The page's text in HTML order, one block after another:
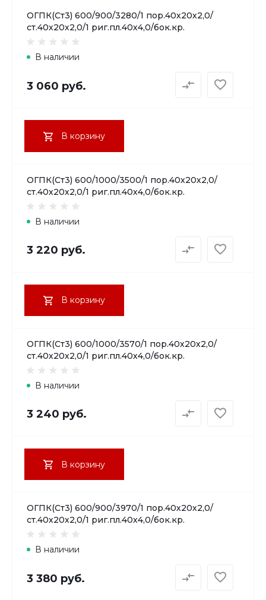
ОГПК(Ст3) 600/900/3280/1 пор.40х20х2,0/
ст.40х20х2,0/1 риг.пл.40х4,0/бок.кр.
В наличии
3 060 руб.
В корзину
ОГПК(Ст3) 600/1000/3500/1 пор.40х20х2,0/
ст.40х20х2,0/1 риг.пл.40х4,0/бок.кр.
В наличии
3 220 руб.
В корзину
ОГПК(Ст3) 600/1000/3570/1 пор.40х20х2,0/
ст.40х20х2,0/1 риг.пл.40х4,0/бок.кр.
В наличии
3 240 руб.
В корзину
ОГПК(Ст3) 600/900/3970/1 пор.40х20х2,0/
ст.40х20х2,0/1 риг.пл.40х4,0/бок.кр.
В наличии
3 380 руб.